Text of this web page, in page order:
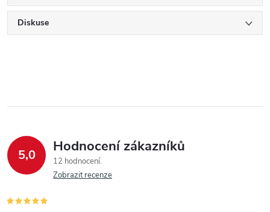
Diskuse
5,0 Hodnocení zákazníků
12 hodnocení
Zobrazit recenze